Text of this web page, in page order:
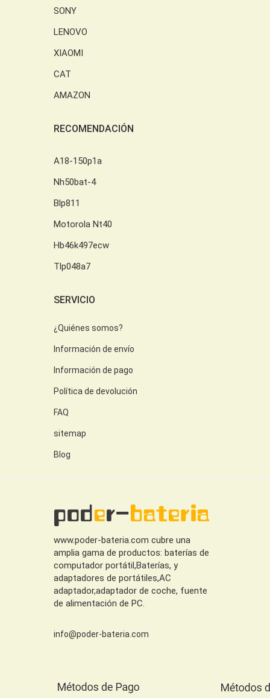
SONY
LENOVO
XIAOMI
CAT
AMAZON
RECOMENDACIÓN
A18-150p1a
Nh50bat-4
Blp811
Motorola Nt40
Hb46k497ecw
Tlp048a7
SERVICIO
¿Quiénes somos?
Información de envío
Información de pago
Política de devolución
FAQ
sitemap
Blog
www.poder-bateria.com cubre una
amplia gama de productos: baterías de
computador portátil,Baterías, y
adaptadores de portátiles,AC
adaptador,adaptador de coche, fuente
de alimentación de PC.
info@poder-bateria.com